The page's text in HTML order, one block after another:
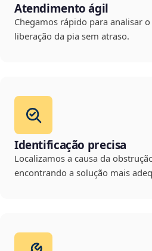
Atendimento ágil
Chegamos rápido para analisar
liberação da pia sem atraso.
Identificação precisa
Localizamos a causa da
encontrando a solução mais